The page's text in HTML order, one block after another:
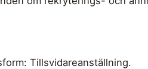
Tillsvidareanställning.